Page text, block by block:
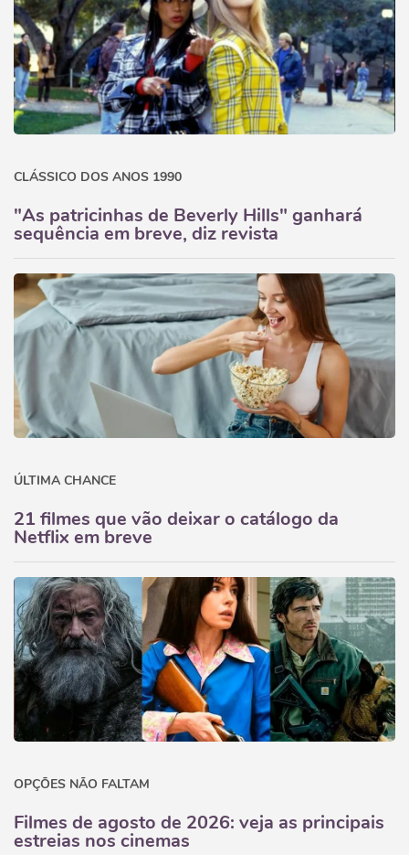
CLÁSSICO DOS ANOS 1990
"As patricinhas de Beverly Hills" ganhará
sequência em breve, diz revista
ÚLTIMA CHANCE
21 filmes que vão deixar o catálogo da
Netflix em breve
OPÇÕES NÃO FALTAM
Filmes de agosto de 2026: veja as principais
estreias nos cinemas